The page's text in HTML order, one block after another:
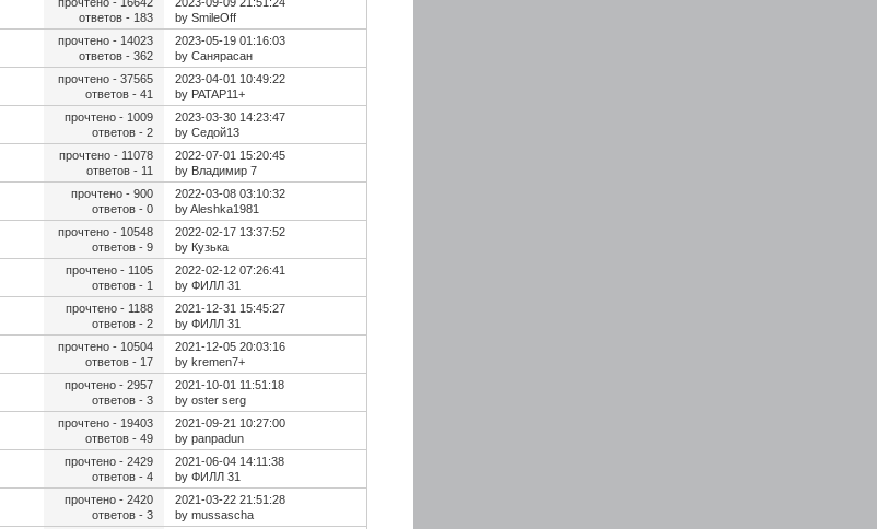
ответов - 183
by SmileOff
прочтено - 14023
ответов - 362
2023-05-19 01:16:03
by Санярасан
прочтено - 37565
ответов - 41
2023-04-01 10:49:22
by PATAP11+
прочтено - 1009
ответов - 2
2023-03-30 14:23:47
by Седой13
прочтено - 11078
ответов - 11
2022-07-01 15:20:45
by Владимир 7
прочтено - 900
ответов - 0
2022-03-08 03:10:32
by Aleshka1981
прочтено - 10548
ответов - 9
2022-02-17 13:37:52
by Кузька
прочтено - 1105
ответов - 1
2022-02-12 07:26:41
by ФИЛЛ 31
прочтено - 1188
ответов - 2
2021-12-31 15:45:27
by ФИЛЛ 31
прочтено - 10504
ответов - 17
2021-12-05 20:03:16
by kremen7+
прочтено - 2957
ответов - 3
2021-10-01 11:51:18
by oster serg
прочтено - 19403
ответов - 49
2021-09-21 10:27:00
by panpadun
прочтено - 2429
ответов - 4
2021-06-04 14:11:38
by ФИЛЛ 31
прочтено - 2420
ответов - 3
2021-03-22 21:51:28
by mussascha